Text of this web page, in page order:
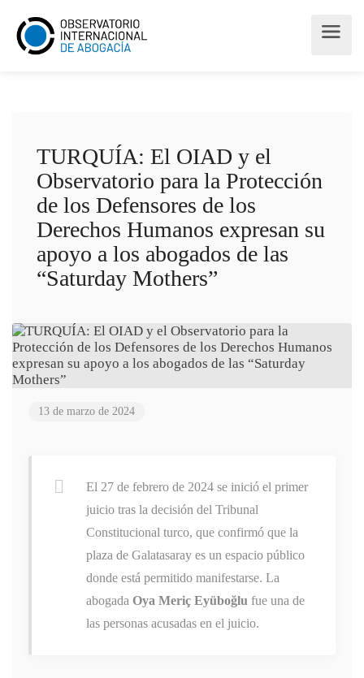
TURQUÍA: El OIAD y el
Observatorio para la Protección
de los Defensores de los
Derechos Humanos expresan su
apoyo a los abogados de las
“Saturday Mothers”
13 de marzo de 2024
El 27 de febrero de 2024 se inició el primer
juicio tras la decisión del Tribunal
Constitucional turco, que confirmó que la
plaza de Galatasaray es un espacio público
donde está permitido manifestarse. La
abogada Oya Meriç Eyüboğlu fue una de
las personas acusadas en el juicio.